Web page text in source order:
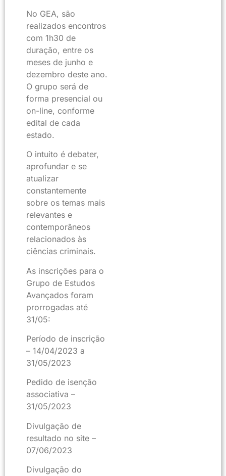
No GEA, são
realizados encontros
com 1h30 de
duração, entre os
meses de junho e
dezembro deste ano.
O grupo será de
forma presencial ou
on-line, conforme
edital de cada
estado.
O intuito é debater,
aprofundar e se
atualizar
constantemente
sobre os temas mais
relevantes e
contemporâneos
relacionados às
ciências criminais.
As inscrições para o
Grupo de Estudos
Avançados foram
prorrogadas até
31/05:
Período de inscrição
– 14/04/2023 a
31/05/2023
Pedido de isenção
associativa –
31/05/2023
Divulgação de
resultado no site –
07/06/2023
Divulgação do